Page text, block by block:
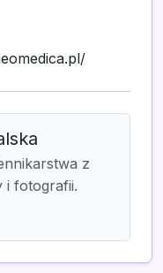
z
i fotografii.